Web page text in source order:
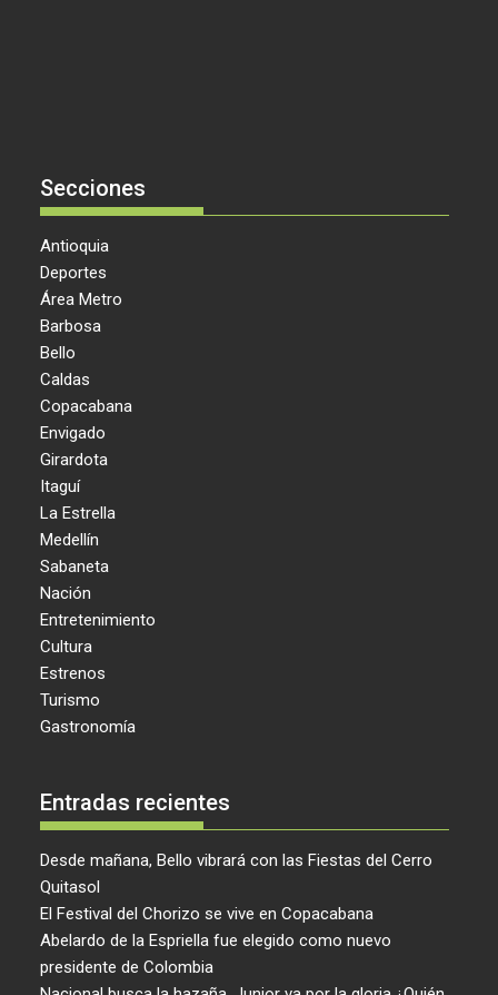
Secciones
Antioquia
Deportes
Área Metro
Barbosa
Bello
Caldas
Copacabana
Envigado
Girardota
Itaguí
La Estrella
Medellín
Sabaneta
Nación
Entretenimiento
Cultura
Estrenos
Turismo
Gastronomía
Entradas recientes
Desde mañana, Bello vibrará con las Fiestas del Cerro
Quitasol
El Festival del Chorizo se vive en Copacabana
Abelardo de la Espriella fue elegido como nuevo
presidente de Colombia